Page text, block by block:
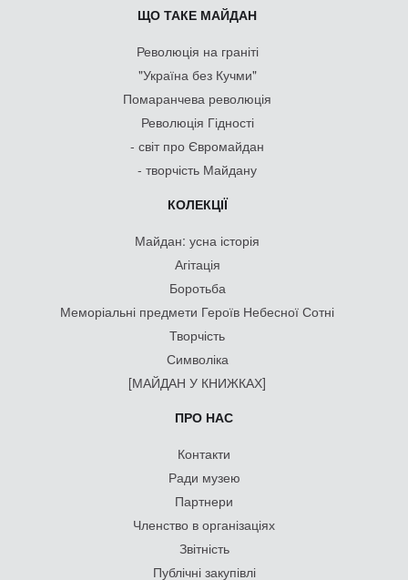
ЩО ТАКЕ МАЙДАН
Революція на граніті
"Україна без Кучми"
Помаранчева революція
Революція Гідності
- світ про Євромайдан
- творчість Майдану
КОЛЕКЦІЇ
Майдан: усна історія
Агітація
Боротьба
Меморіальні предмети Героїв Небесної Сотні
Творчість
Символіка
[МАЙДАН У КНИЖКАХ]
ПРО НАС
Контакти
Ради музею
Партнери
Членство в організаціях
Звітність
Публічні закупівлі